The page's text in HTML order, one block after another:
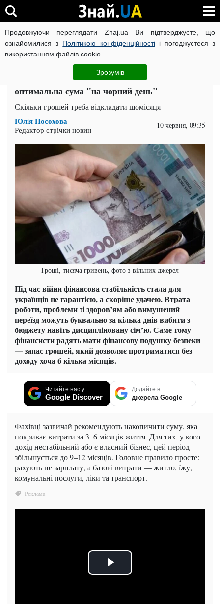
Продовжуючи переглядати Znaj.ua Ви підтверджуєте, що
ознайомилися з Політикою конфіденційностіі погоджуєтеся з
використанням файлів cookie.
Зрозумів
ВІЙНА РОСІЇ ПРОТИ УКРАЇНИ КОРОНАВІРУС В УКРАЇНІ
ЧИТАТЬ НА РУССКОМ
Без заощаджень не вижити: якою має бути
оптимальна сума "на чорний день"
Скільки грошей треба відкладати щомісяця
Юлія Посохова
Редактор стрічки новин 10 червня, 09:35
Гроші, тисяча гривень, фото з вільних джерел
Під час війни фінансова стабільність стала для
українців не гарантією, а скоріше удачею. Втрата
роботи, проблеми зі здоров’ям або вимушений
переїзд можуть буквально за кілька днів вибити з
бюджету навіть дисципліновану сім’ю. Саме тому
фінансисти радять мати фінансову подушку безпеки
— запас грошей, який дозволяє протриматися без
доходу хоча б кілька місяців.
Читайте нас у
Google Discover
Додайте в
джерела Google
Фахівці зазвичай рекомендують накопичити суму, яка
покриває витрати за 3–6 місяців життя. Для тих, у кого
дохід нестабільний або є власний бізнес, цей період
збільшується до 9–12 місяців. Головне правило просте:
рахують не зарплату, а базові витрати — житло, їжу,
комунальні послуги, ліки та транспорт.